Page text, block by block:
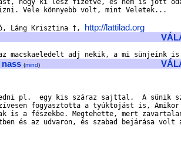
hogy ki lesz fizetve, és nem is jött
Vele könnyebb volt, mint Veletek...
Láng Krisztina †, http://lattilad.org
nass (mind)
pl.  egy kis száraz sajttal.  A sünik
fogyasztotta a tyúktojást is,
is a fészekbe. Megtehette, mert
és az udvaron, és szabad bejárása